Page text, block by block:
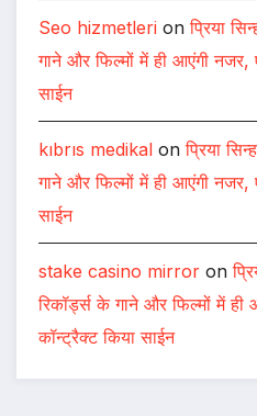
Seo hizmetleri onप्रिया
गाने और फिल्मों में ही आएंगी नजर,
साईन
kıbrıs medikal onप्रिया
गाने और फिल्मों में ही आएंगी नजर,
साईन
stake casino mirror on
रिकॉर्ड्स के गाने और फिल्मों में
कॉन्ट्रैक्ट किया साईन